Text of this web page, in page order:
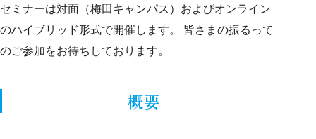
セミナーは対面（梅田キャンパス）およびオンライン
のハイブリッド形式で開催します。 皆さまの振るって
のご参加をお待ちしております。
概要